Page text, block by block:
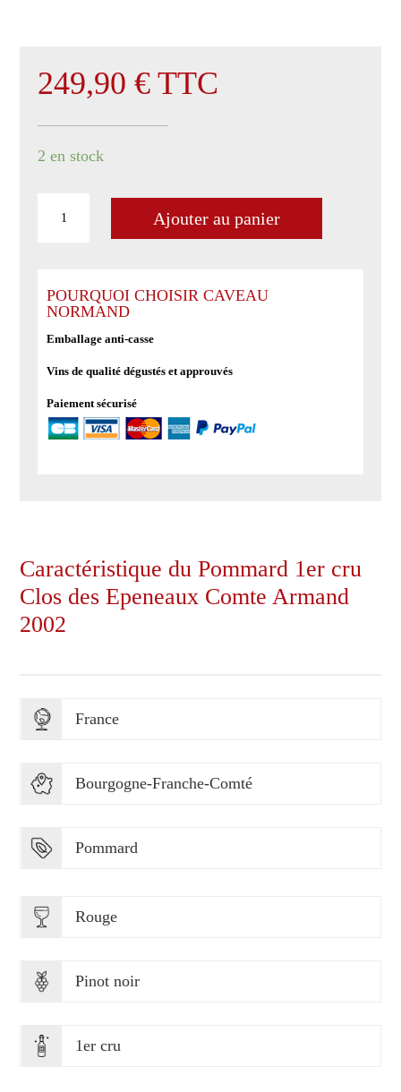
249,90€ TTC
2 en stock
Clos
Epeneaux
Comte
2002
Ajouter au panier
POURQUOI CHOISIR CAVEAU
NORMAND
Emballage anti-casse
Vins de qualité dégustés et approuvés
Paiement sécurisé
Caractéristique du Pommard 1er cru
Clos des Epeneaux Comte Armand
2002
France
Bourgogne-Franche-Comté
Pommard
Rouge
Pinot noir
1er cru